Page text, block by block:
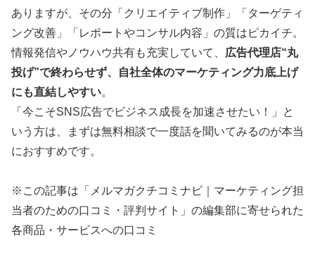
ありますが、その分「クリエイティブ制作」「ターゲティ
ング改善」「レポートやコンサル内容」の質はピカイチ。
情報発信やノウハウ共有も充実していて、 広告代理店“丸
投げ”で終わらせず、自社全体のマーケティング力底上げ
にも直結しやすい。
「今こそSNS広告でビジネス成長を加速させたい！」と
いう方は、まずは無料相談で一度話を聞いてみるのが本当
におすすめです。
※この記事は「メルマガクチコミナビ｜マーケティング担
当者のための口コミ・評判サイト」の編集部に寄せられた
各商品・サービスへの口コミ